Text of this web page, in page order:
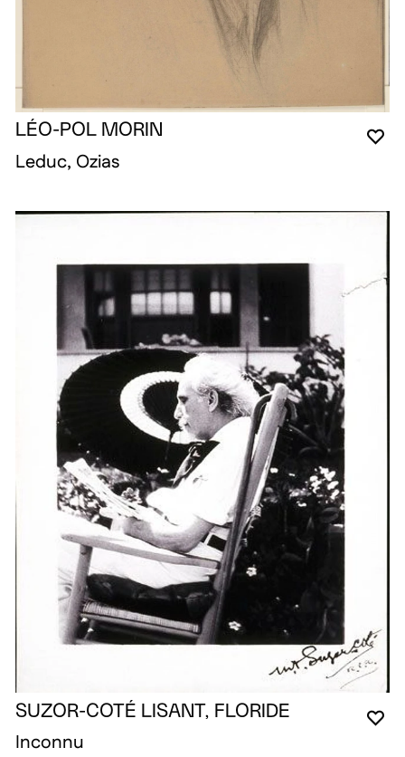
LÉO-POL MORIN
Leduc, Ozias
SUZOR-COTÉ LISANT, FLORIDE
Inconnu